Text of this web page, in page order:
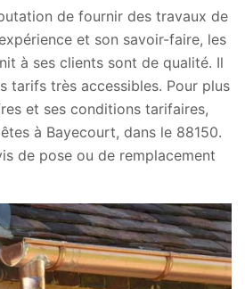
de fournir des travaux de
et son savoir-faire, les
à ses clients sont de qualité. Il
tarifs très accessibles. Pour plus
et ses conditions tarifaires,
à Bayecourt, dans le 88150.
de pose ou de remplacement